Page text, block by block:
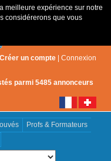
meilleure expérience sur notre
considérerons que vous
Créer un compte | Connexion
parmi 5485 annonceurs
Profs & Formateurs